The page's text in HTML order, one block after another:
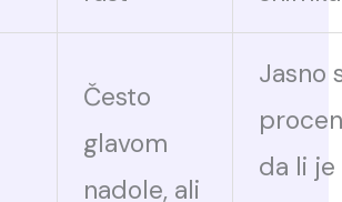
Često
glavom
nadole, ali
Jasno
da li je